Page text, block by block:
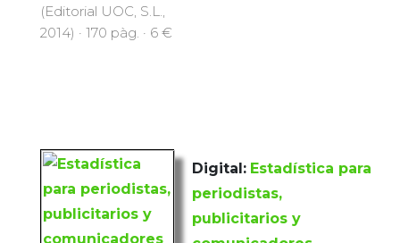
(Editorial UOC, S.L.,
2014) · 170 pàg. · 6 €
Digital: Estadística para
periodistas,
publicitarios y